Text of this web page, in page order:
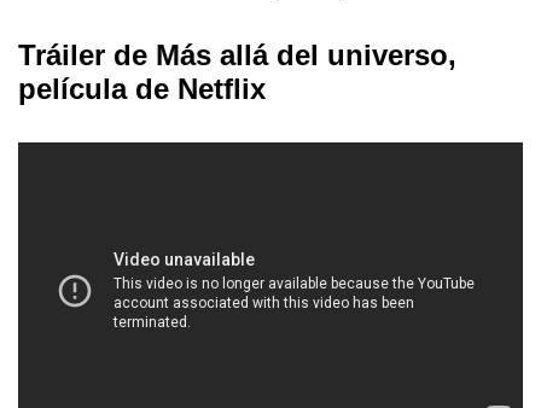
Tráiler de Más allá del universo,
película de Netflix